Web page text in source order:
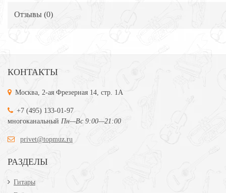
Отзывы (0)
КОНТАКТЫ
Москва, 2-ая Фрезерная 14, стр. 1А
+7 (495) 133-01-97
многоканальный Пн—Вс 9:00—21:00
privet@topmuz.ru
РАЗДЕЛЫ
Гитары